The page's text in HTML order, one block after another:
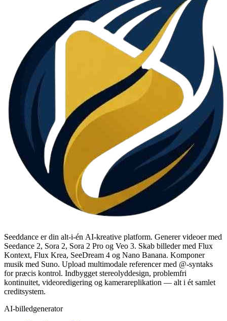
Seeddance er din alt-i-én AI-kreative platform. Generer videoer med
Seedance 2, Sora 2, Sora 2 Pro og Veo 3. Skab billeder med Flux
Kontext, Flux Krea, SeeDream 4 og Nano Banana. Komponer
musik med Suno. Upload multimodale referencer med @-syntaks
for præcis kontrol. Indbygget stereolyddesign, problemfri
kontinuitet, videoredigering og kamerareplikation — alt i ét samlet
creditsystem.
AI-billedgenerator